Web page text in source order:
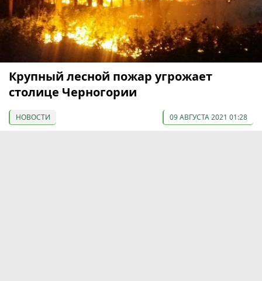
Крупный лесной пожар угрожает
столице Черногории
НОВОСТИ 09 АВГУСТА 2021 01:28